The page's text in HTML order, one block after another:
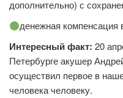
дополнительно) с
денежная компенсация
Интересный факт: 20
Петербурге акушер
осуществил первое в
человека человеку.